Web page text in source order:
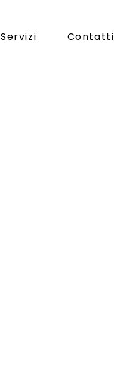
Servizi Contatti